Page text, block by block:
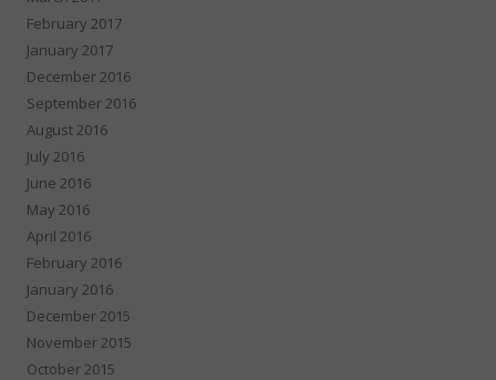
February 2017
January 2017
December 2016
September 2016
August 2016
July 2016
June 2016
May 2016
April 2016
February 2016
January 2016
December 2015
November 2015
October 2015